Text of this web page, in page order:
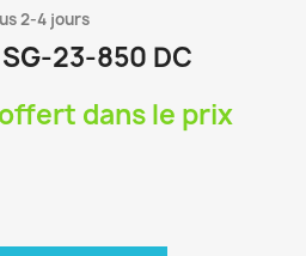
2-4 jours
23-850 DC
dans le prix